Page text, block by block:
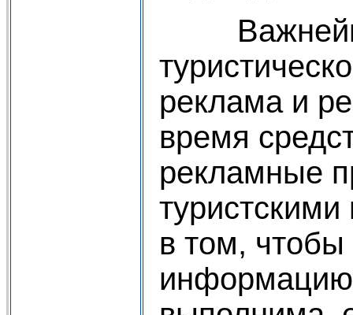
реклама и
время
рекламные
в том, чтобы
информацию